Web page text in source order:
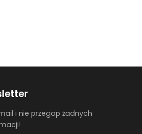
i nie przegap żadnych